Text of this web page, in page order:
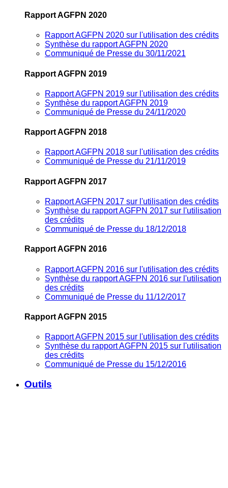
Rapport AGFPN 2020
Rapport AGFPN 2020 sur l'utilisation des crédits
Synthèse du rapport AGFPN 2020
Communiqué de Presse du 30/11/2021
Rapport AGFPN 2019
Rapport AGFPN 2019 sur l'utilisation des crédits
Synthèse du rapport AGFPN 2019
Communiqué de Presse du 24/11/2020
Rapport AGFPN 2018
Rapport AGFPN 2018 sur l'utilisation des crédits
Communiqué de Presse du 21/11/2019
Rapport AGFPN 2017
Rapport AGFPN 2017 sur l'utilisation des crédits
Synthèse du rapport AGFPN 2017 sur l'utilisation
des crédits
Communiqué de Presse du 18/12/2018
Rapport AGFPN 2016
Rapport AGFPN 2016 sur l'utilisation des crédits
Synthèse du rapport AGFPN 2016 sur l'utilisation
des crédits
Communiqué de Presse du 11/12/2017
Rapport AGFPN 2015
Rapport AGFPN 2015 sur l'utilisation des crédits
Synthèse du rapport AGFPN 2015 sur l'utilisation
des crédits
Communiqué de Presse du 15/12/2016
Outils